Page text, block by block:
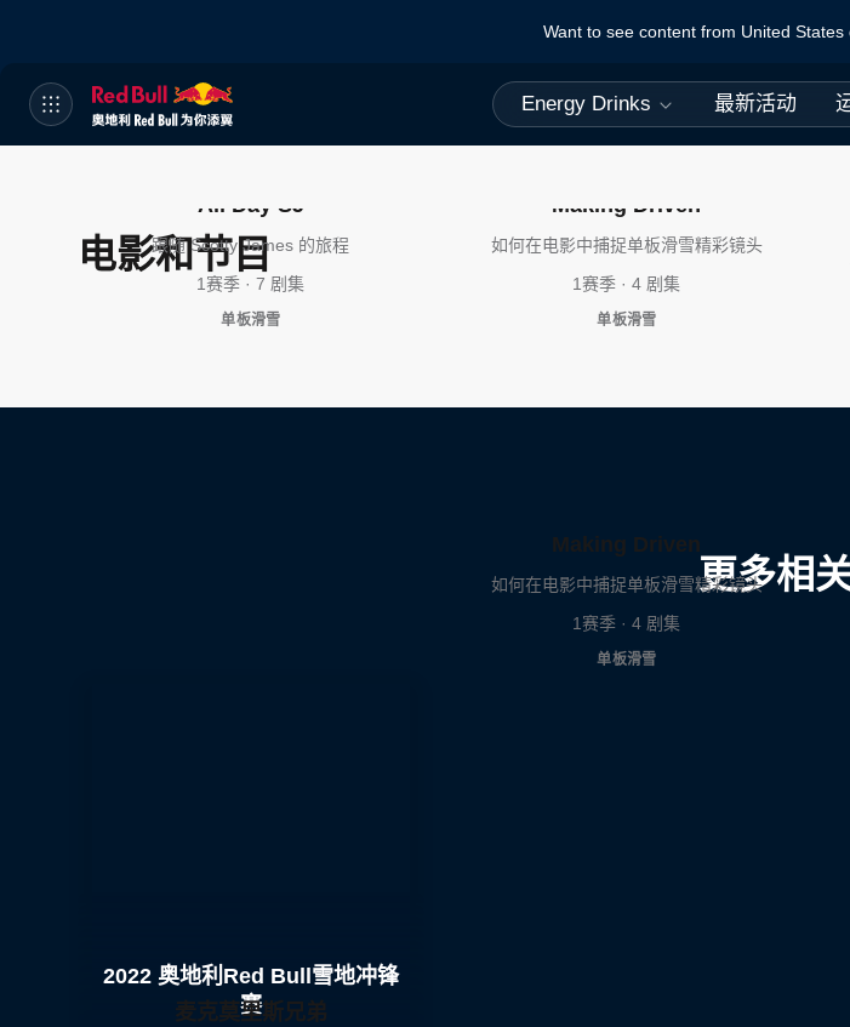
Want to see content from United States
Energy Drinks 最新活动
电影和节目
All Day SJ
跟随 Scotty James 的旅程
1赛季 · 7 剧集
单板滑雪
Making Driven
如何在电影中捕捉单板滑雪精彩镜头
1赛季 · 4 剧集
单板滑雪
更多相
2022 奥地利Red Bull雪地冲锋
赛
Making Driven
如何在电影中捕捉单板滑雪精彩镜头
1赛季 · 4 剧集
单板滑雪
麦克莫里斯兄弟